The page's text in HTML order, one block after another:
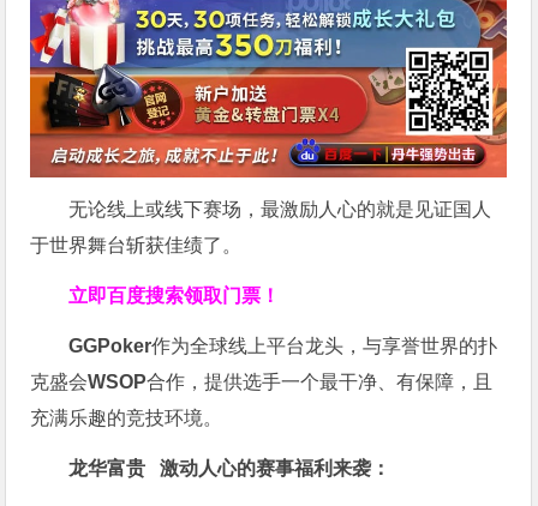
无论线上或线下赛场，最激励人心的就是见证国人
于世界舞台斩获佳绩了。
立即百度搜索领取门票！
GGPoker作为全球线上平台龙头，与享誉世界的扑
克盛会WSOP合作，提供选手一个最干净、有保障，且
充满乐趣的竞技环境。
龙华富贵 激动人心的赛事福利来袭：